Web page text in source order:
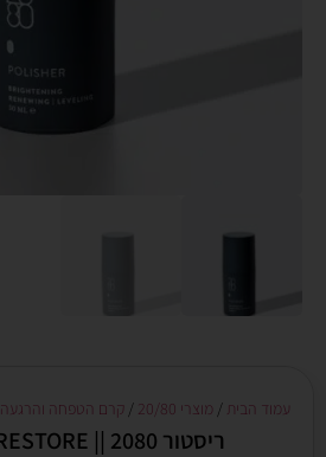
עמוד הבית / מוצרי 20/80 / קרם הטפחה והרגעה
ריסטור 2080 || RESTORE